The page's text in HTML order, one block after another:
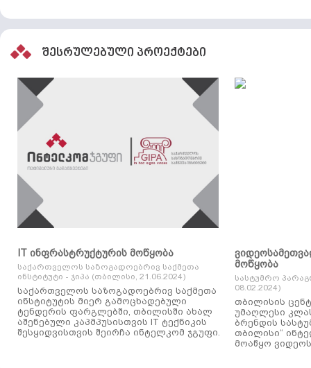
შესრულებული პროექტები
IT ინფრასტრუქტურის მოწყობა
საქართველოს საზოგადოებრივ საქმეთა
ინსტიტუტი - ჯიპა (თბილისი, 21.06.2024)
საქართველოს საზოგადოებრივ საქმეთა
ინსტიტუტის მიერ გამოცხადებული
ტენდერის ფარგლებში, თბილისში ახალ
აშენებული კაპმპუსისთვის IT ტექნიკის
შესყიდვისთვის შეირჩა ინტელკომ ჯგუფი.
მოწყობა
სასტუმრო
08.02.2024)
თბილისის
უმაღლესი
ბრენდის
თბილისი“
მოაწყო